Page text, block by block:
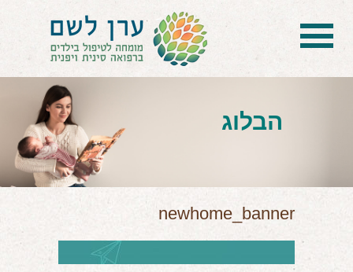
בית
הטיפול
הכל על דיקור סיני ודיקור יפני לילדים
הילד לא מפסיק להיות חולה
בעיות נשימה: קוצר, סטרידור ועוד
דלקות ונוזלים באוזניים
הבלוג
newhome_banner